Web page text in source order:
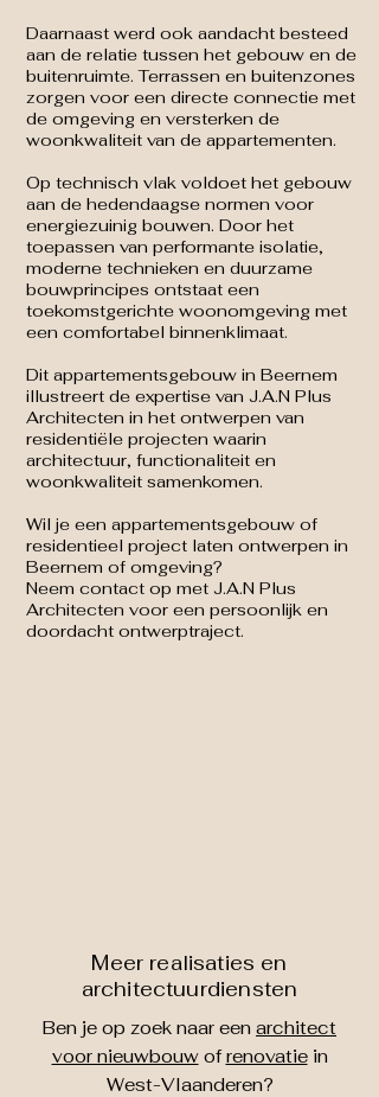
Daarnaast werd ook aandacht besteed
aan de relatie tussen het gebouw en de
buitenruimte. Terrassen en buitenzones
zorgen voor een directe connectie met
de omgeving en versterken de
woonkwaliteit van de appartementen.
Op technisch vlak voldoet het gebouw
aan de hedendaagse normen voor
energiezuinig bouwen. Door het
toepassen van performante isolatie,
moderne technieken en duurzame
bouwprincipes ontstaat een
toekomstgerichte woonomgeving met
een comfortabel binnenklimaat.
Dit appartementsgebouw in Beernem
illustreert de expertise van J.A.N Plus
Architecten in het ontwerpen van
residentiële projecten waarin
architectuur, functionaliteit en
woonkwaliteit samenkomen.
Wil je een appartementsgebouw of
residentieel project laten ontwerpen in
Beernem of omgeving?
Neem contact op met J.A.N Plus
Architecten voor een persoonlijk en
doordacht ontwerptraject.
Meer realisaties en
architectuurdiensten
Ben je op zoek naar een architect
voor nieuwbouwofrenovatiein
West-Vlaanderen?